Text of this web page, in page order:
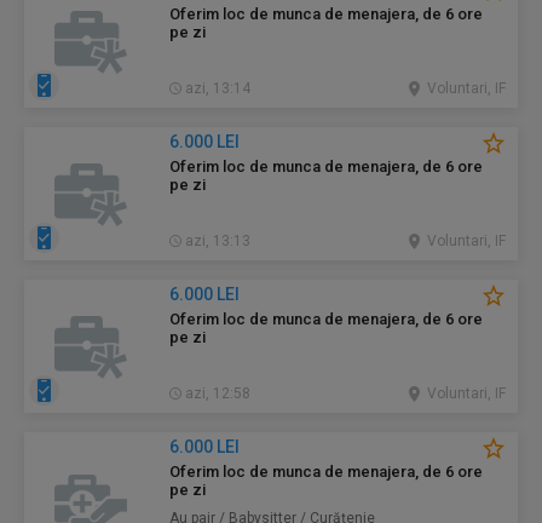
Oferim loc de munca de menajera, de 6 ore
pe zi
azi, 13:14 Voluntari, IF
6.000 LEI
Oferim loc de munca de menajera, de 6 ore
pe zi
azi, 13:13 Voluntari, IF
6.000 LEI
Oferim loc de munca de menajera, de 6 ore
pe zi
azi, 12:58 Voluntari, IF
6.000 LEI
Oferim loc de munca de menajera, de 6 ore
pe zi
Au pair / Babysitter / Curăţenie